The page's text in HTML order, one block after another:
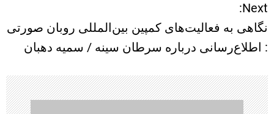
ه
ب
ر
ی
Next:
نگاهی به فعالیت‌های کمپین بین‌المللی روبان صورتی
: اطلاع‌‌رسانی درباره سرطان سینه / سمیه دهبان